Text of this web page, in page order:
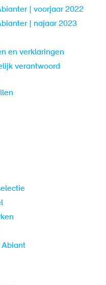
| voorjaar 2022
| najaar 2023
en verklaringen
verantwoord
Abiant